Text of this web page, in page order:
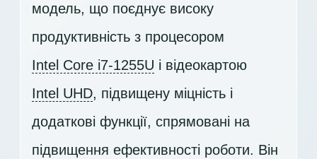
модель, що поєднує високу
продуктивність з процесором
Intel Core i7-1255U і відеокартою
Intel UHD, підвищену міцність і
додаткові функції, спрямовані на
підвищення ефективності роботи. Він